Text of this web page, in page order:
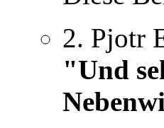
2. Pjotr
"Und